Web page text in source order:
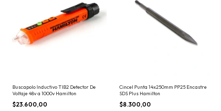
Buscapolo Inductivo TIB2 Detector De
Voltaje 48v a 1000v Hamilton
$23.600,00
Cincel Punta 14x250mm PP25 Encastre
SDS Plus Hamilton
$8.300,00